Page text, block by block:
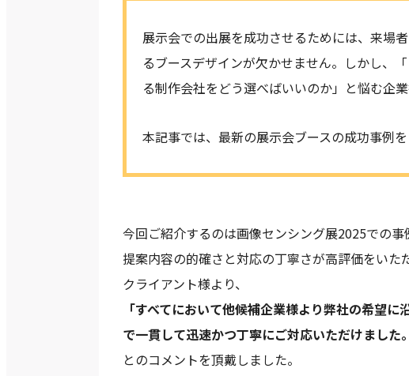
展示会での出展を成功させるためには、来場
るブースデザインが欠かせません。しかし、
る制作会社をどう選べばいいのか」と悩む企
本記事では、最新の展示会ブースの成功事例を
今回ご紹介するのは画像センシング展2025での事
提案内容の的確さと対応の丁寧さが高評価をいただ
クライアント様より、
「すべてにおいて他候補企業様より弊社の希望
で一貫して迅速かつ丁寧にご対応いただけました
とのコメントを頂戴しました。